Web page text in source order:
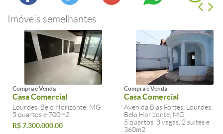
Imóveis semelhantes
Compra e Venda
Casa Comercial
Lourdes, Belo Horizonte, MG
5 quartos e 700m2
R$ 7.300.000,00
Compra e Venda
Casa Comercial
Avenida Bias Fortes, Lourdes,
Belo Horizonte, MG
5 quartos, 3 vagas, 2 suites e
360m2